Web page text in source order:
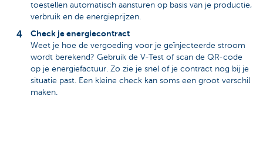
toestellen automatisch aansturen op basis van je productie,
verbruik en de energieprijzen.
Check je energiecontract
Weet je hoe de vergoeding voor je geïnjecteerde stroom
wordt berekend? Gebruik de V-Test of scan de QR-code
op je energiefactuur. Zo zie je snel of je contract nog bij je
situatie past. Een kleine check kan soms een groot verschil
maken.